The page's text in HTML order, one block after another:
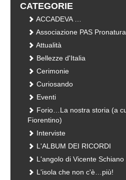
CATEGORIE
ACCADEVA …
Associazione PAS
Attualità
Bellezze d'Italia
Cerimonie
Curiosando
Eventi
Forio…La nostra storia (a
Fiorentino)
Interviste
L'ALBUM DEI RICORDI
L'angolo di Vicente Schiano
L'isola che non c'è…più!